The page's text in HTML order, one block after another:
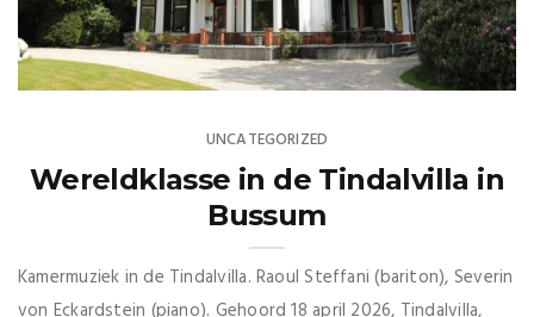
UNCATEGORIZED
Wereldklasse in de Tindalvilla in
Bussum
Kamermuziek in de Tindalvilla. Raoul Steffani (bariton), Severin
von Eckardstein (piano). Gehoord 18 april 2026, Tindalvilla,